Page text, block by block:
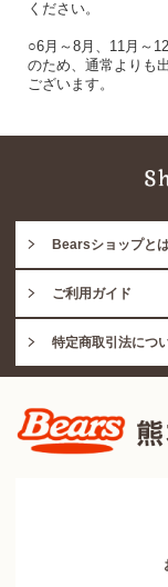
ください。
○6月～8月、11月～
のため、通常よりも
ございます。
Bearsショップと
ご利用ガイド
特定商取引法につ